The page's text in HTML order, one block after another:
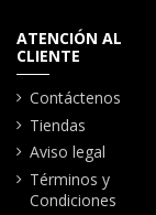
ATENCIÓN AL
CLIENTE
Contáctenos
Tiendas
Aviso legal
Términos y
Condiciones